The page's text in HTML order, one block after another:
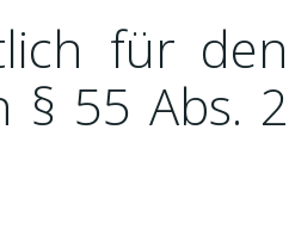
für den
§ 55 Abs. 2